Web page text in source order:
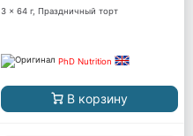
3 x 64 г, Праздничный торт
PhD Nutrition
В корзину